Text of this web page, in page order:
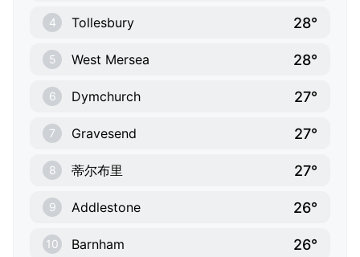
4 Tollesbury 28°
5 West Mersea 28°
6 Dymchurch 27°
7 Gravesend 27°
8 蒂尔布里 27°
9 Addlestone 26°
10 Barnham 26°